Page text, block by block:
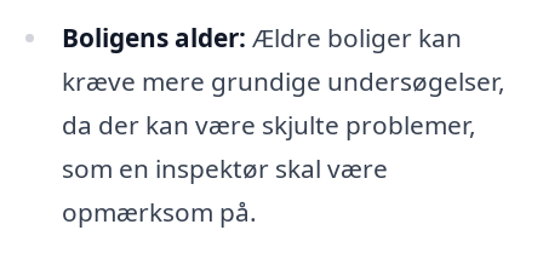
Boligens alder: Ældre boliger kan
kræve mere grundige undersøgelser,
da der kan være skjulte problemer,
som en inspektør skal være
opmærksom på.